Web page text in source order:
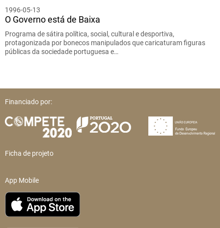
1996-05-13
O Governo está de Baixa
Programa de sátira política, social, cultural e desportiva,
protagonizada por bonecos manipulados que caricaturam figuras
públicas da sociedade portuguesa e…
Financiado por:
Ficha de projeto
App Mobile